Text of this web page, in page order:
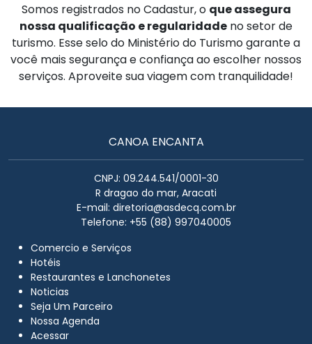
Somos registrados no Cadastur, o que assegura
nossa qualificação e regularidade no setor de
turismo. Esse selo do Ministério do Turismo garante a
você mais segurança e confiança ao escolher nossos
serviços. Aproveite sua viagem com tranquilidade!
CANOA ENCANTA
CNPJ: 09.244.541/0001-30
R dragao do mar, Aracati
E-mail: diretoria@asdecq.com.br
Telefone: +55 (88) 997040005
Comercio e Serviços
Hotéis
Restaurantes e Lanchonetes
Noticias
Seja Um Parceiro
Nossa Agenda
Acessar